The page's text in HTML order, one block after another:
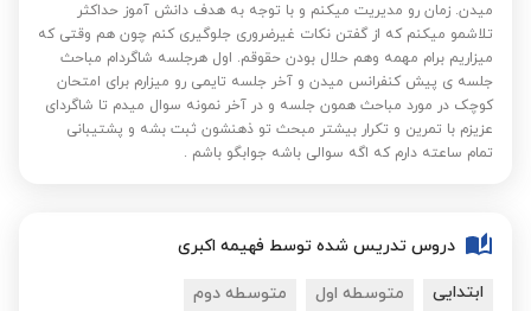
میدن. زمان رو مدیریت میکنم و با توجه به هدف دانش آموز حداکثر
تلاشمو میکنم که از گفتن نکات غیرضروری جلوگیری کنم چون هم وقتی که
میزاریم برام مهمه وهم حلال بودن حقوقم. اول هرجلسه شاگردام مباحث
جلسه ی پیش کنفرانس میدن و آخر جلسه تایمی رو میزارم برای امتحان
کوچک در مورد مباحث همون جلسه و در آخر نمونه سوال میدم تا شاگردای
عزیزم با تمرین و تکرار بیشتر مبحث تو ذهنشون ثبت بشه و پشتیبانی
تمام ساعته دارم که اگه سوالی باشه جوابگو باشم .
دروس تدریس شده توسط فهیمه اکبری
ابتدایی متوسطه اول متوسطه دوم